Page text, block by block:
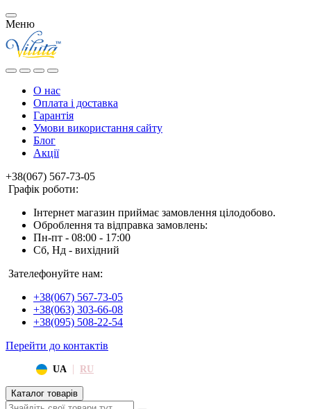
Меню
О нас
Оплата і доставка
Гарантія
Умови використання сайту
Блог
Акції
+38(067) 567-73-05
Графік роботи:
Інтернет магазин приймає замовлення цілодобово.
Оброблення та відправка замовлень:
Пн-пт - 08:00 - 17:00
Сб, Нд - вихідний
Зателефонуйте нам:
+38(067) 567-73-05
+38(063) 303-66-08
+38(095) 508-22-54
Перейти до контактів
UA | RU
Каталог товарів